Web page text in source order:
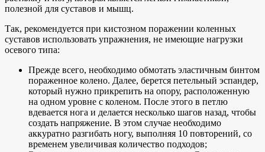
полезной для суставов и мышц.
Так, рекомендуется при кистозном поражении коленных
суставов использовать упражнения, не имеющие нагрузки
осевого типа:
Прежде всего, необходимо обмотать эластичным бинтом
пораженное колено. Далее, берется петельный эспандер,
который нужно прикрепить на опору, расположенную
на одном уровне с коленом. После этого в петлю
вдевается нога и делается несколько шагов назад, чтобы
создать напряжение. В этом случае необходимо
аккуратно разгибать ногу, выполняя 10 повторений, со
временем увеличивая количество подходов;